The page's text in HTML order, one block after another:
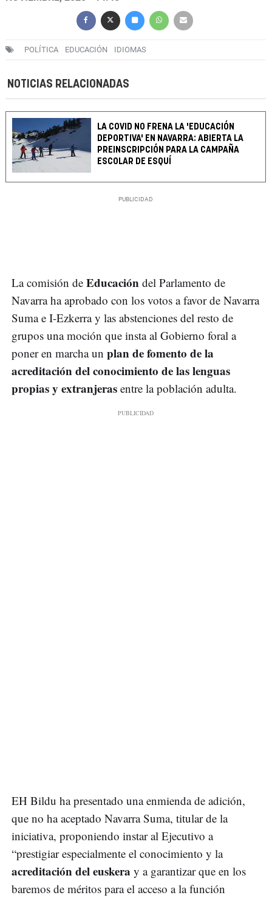
POLÍTICA EDUCACIÓN IDIOMAS
NOTICIAS RELACIONADAS
LA COVID NO FRENA LA 'EDUCACIÓN
DEPORTIVA' EN NAVARRA: ABIERTA LA
PREINSCRIPCIÓN PARA LA CAMPAÑA
ESCOLAR DE ESQUÍ
La comisión de Educación del Parlamento de
Navarra ha aprobado con los votos a favor de Navarra
Suma e I-Ezkerra y las abstenciones del resto de
grupos una moción que insta al Gobierno foral a
poner en marcha un plan de fomento de la
acreditación del conocimiento de las lenguas
propias y extranjeras entre la población adulta.
EH Bildu ha presentado una enmienda de adición,
que no ha aceptado Navarra Suma, titular de la
iniciativa, proponiendo instar al Ejecutivo a
“prestigiar especialmente el conocimiento y la
acreditación del euskera y a garantizar que en los
baremos de méritos para el acceso a la función